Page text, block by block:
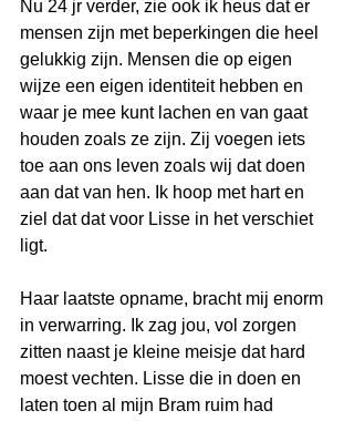
Nu 24 jr verder, zie ook ik heus dat er
mensen zijn met beperkingen die heel
gelukkig zijn. Mensen die op eigen
wijze een eigen identiteit hebben en
waar je mee kunt lachen en van gaat
houden zoals ze zijn. Zij voegen iets
toe aan ons leven zoals wij dat doen
aan dat van hen. Ik hoop met hart en
ziel dat dat voor Lisse in het verschiet
ligt.
Haar laatste opname, bracht mij enorm
in verwarring. Ik zag jou, vol zorgen
zitten naast je kleine meisje dat hard
moest vechten. Lisse die in doen en
laten toen al mijn Bram ruim had